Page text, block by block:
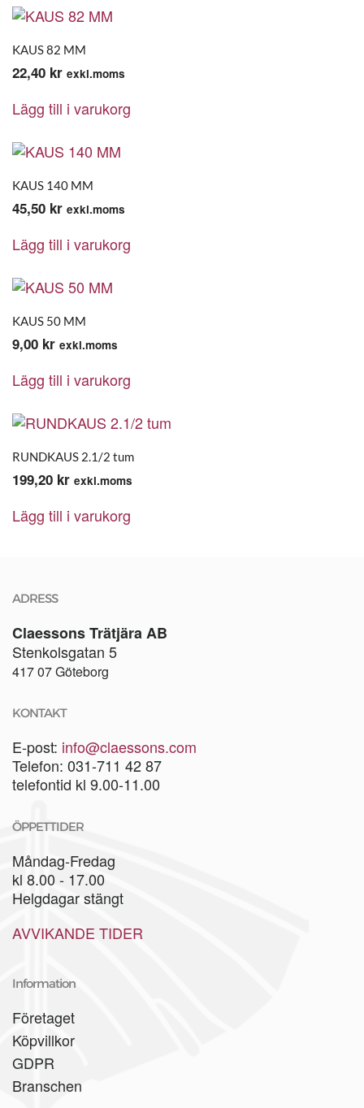
KAUS 82 MM
22,40 kr exkl.moms
Lägg till i varukorg
KAUS 140 MM
45,50 kr exkl.moms
Lägg till i varukorg
KAUS 50 MM
9,00 kr exkl.moms
Lägg till i varukorg
RUNDKAUS 2.1/2 tum
199,20 kr exkl.moms
Lägg till i varukorg
ADRESS
Claessons Trätjära AB
Stenkolsgatan 5
417 07 Göteborg
KONTAKT
E-post: info@claessons.com
Telefon: 031-711 42 87
telefontid kl 9.00-11.00
ÖPPETTIDER
Måndag-Fredag
kl 8.00 - 17.00
Helgdagar stängt
AVVIKANDE TIDER
Information
Företaget
Köpvillkor
GDPR
Branschen